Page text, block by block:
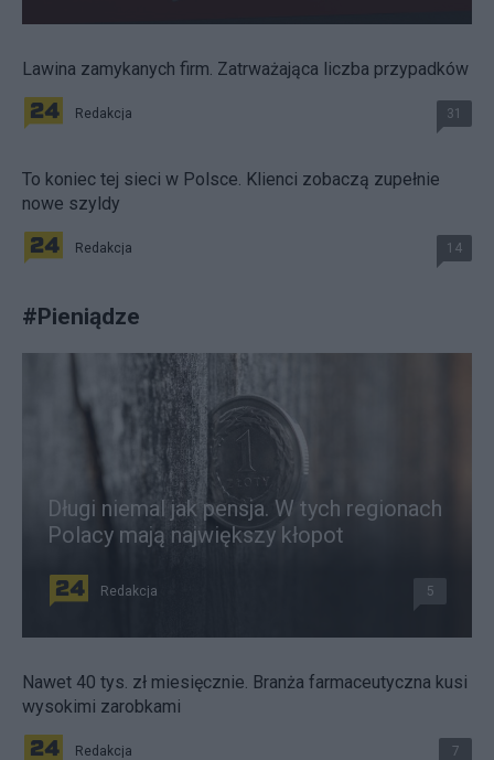
Lawina zamykanych firm. Zatrważająca liczba przypadków
Redakcja 31
To koniec tej sieci w Polsce. Klienci zobaczą zupełnie
nowe szyldy
Redakcja 14
#Pieniądze
Długi niemal jak pensja. W tych regionach
Polacy mają największy kłopot
Redakcja 5
Nawet 40 tys. zł miesięcznie. Branża farmaceutyczna kusi
wysokimi zarobkami
Redakcja 7